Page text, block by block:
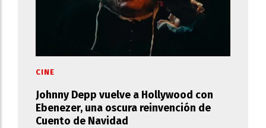
Johnny Depp vuelve a Hollywood con
Ebenezer, una oscura reinvención de
Cuento de Navidad
CINE